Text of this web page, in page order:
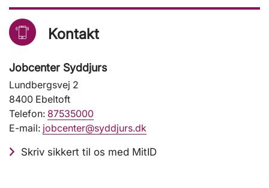
Kontakt
Jobcenter Syddjurs
Lundbergsvej 2
8400 Ebeltoft
Telefon: 87535000
E-mail: jobcenter@syddjurs.dk
Skriv sikkert til os med MitID